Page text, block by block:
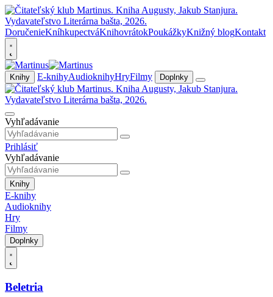
DoručenieKníhkupectváKnihovrátokPoukážkyKnižný blogKontakt
Knihy E-knihyAudioknihyHryFilmy Doplnky
Vyhľadávanie
Prihlásiť
Vyhľadávanie
Knihy
E-knihy
Audioknihy
Hry
Filmy
Doplnky
Beletria